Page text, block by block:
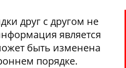
друг с другом не
является
быть изменена
порядке.